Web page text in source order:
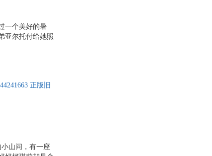
一个美好的暑
亚尔托付给她照
琪琪莫名其妙地
琪琪觉得有一股
正版旧
山问，有一座